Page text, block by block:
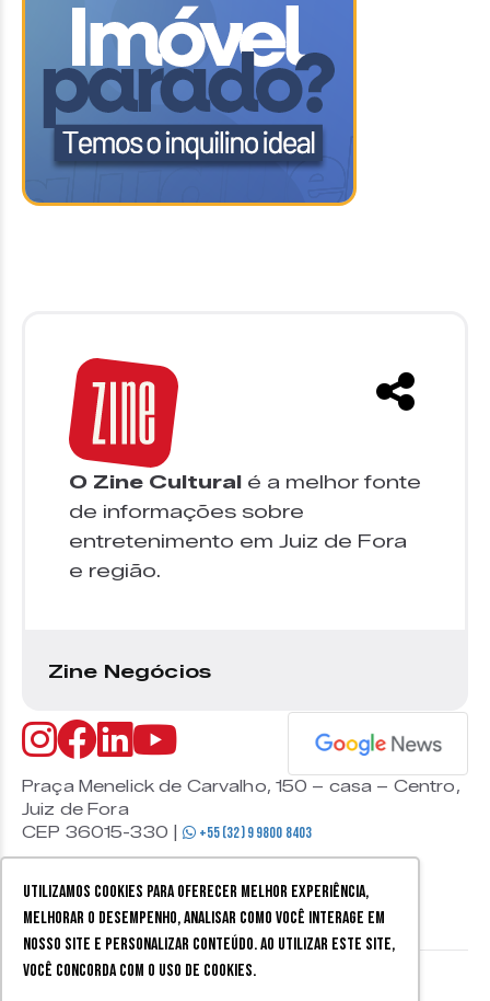
Utilizamos cookies para oferecer melhor experiência,
melhorar o desempenho, analisar como você interage em
nosso site e personalizar conteúdo. Ao utilizar este site,
você concorda com o uso de cookies.
O Zine Cultural é a melhor fonte
de informações sobre
entretenimento em Juiz de Fora
e região.
Zine Negócios
Praça Menelick de Carvalho, 150 – casa – Centro,
Juiz de Fora
CEP 36015-330 |
+55 (32) 9 9800 8403